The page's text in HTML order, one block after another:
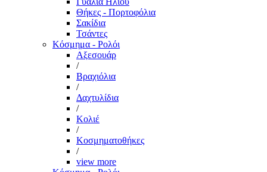
Θήκες - Πορτοφόλια
Σακίδια
Τσάντες
Κόσμημα - Ρολόι
Αξεσουάρ
/
Βραχιόλια
/
Δαχτυλίδια
/
Κολιέ
/
Κοσμηματοθήκες
/
view more